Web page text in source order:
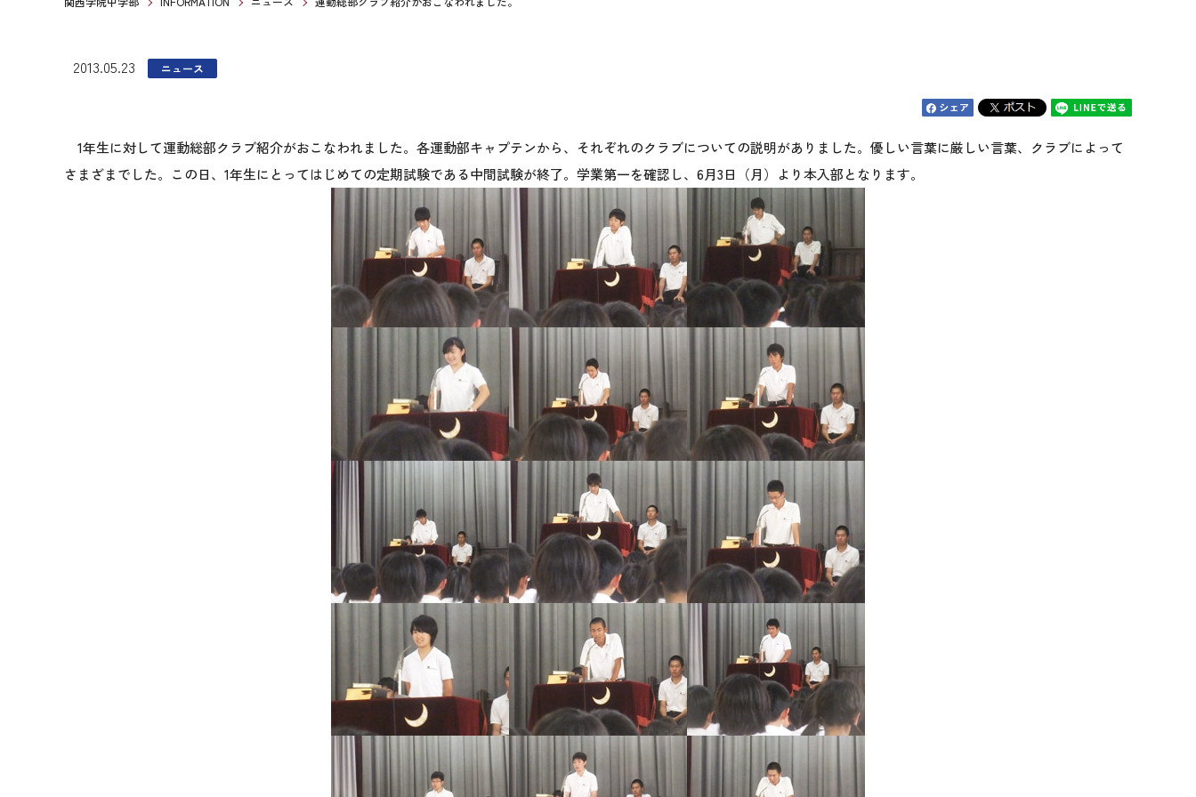
2013.05.23 ニュース
1年生に対して運動総部クラブ紹介がおこなわれました。各運動部キャプテンから、それぞれのクラブについての説明がありました。優しい言葉に厳しい言葉、クラブによって
さまざまでした。この日、1年生にとってはじめての定期試験である中間試験が終了。学業第一を確認し、6月3日（月）より本入部となります。